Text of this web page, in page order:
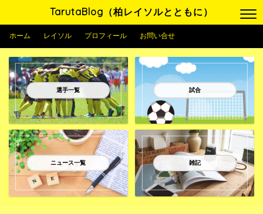
TarutaBlog（柏レイソルとともに）
ホーム レイソル プロフィール お問い合せ
選手一覧 試合
ニュース一覧 雑記